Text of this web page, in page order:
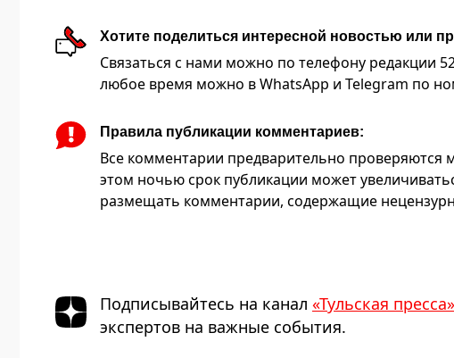
Хотите поделиться интересной новостью или
Связаться с нами можно по телефону редакции
любое время можно в WhatsApp и Telegram по
Правила публикации комментариев:
Все комментарии предварительно
этом ночью срок публикации может
размещать комментарии, содержащие
Подписывайтесь на канал «Тульская
экспертов на важные события.